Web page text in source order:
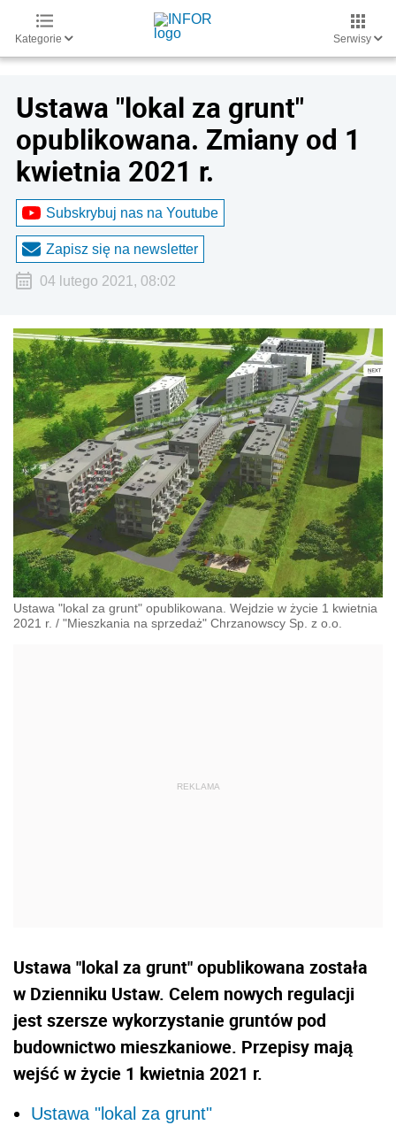
Kategorie Serwisy
Ustawa "lokal za grunt"
opublikowana. Zmiany od 1
kwietnia 2021 r.
Subskrybuj nas na Youtube
Zapisz się na newsletter
04 lutego 2021, 08:02
Ustawa "lokal za grunt" opublikowana. Wejdzie w życie 1 kwietnia
2021 r. / "Mieszkania na sprzedaż" Chrzanowscy Sp. z o.o.
Ustawa "lokal za grunt" opublikowana została
w Dzienniku Ustaw. Celem nowych regulacji
jest szersze wykorzystanie gruntów pod
budownictwo mieszkaniowe. Przepisy mają
wejść w życie 1 kwietnia 2021 r.
Ustawa "lokal za grunt"